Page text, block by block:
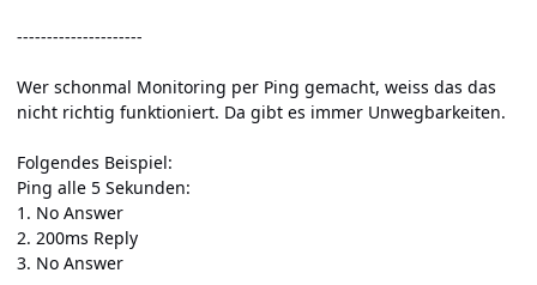
---------------------
Wer schonmal Monitoring per Ping gemacht, weiss das das
nicht richtig funktioniert. Da gibt es immer Unwegbarkeiten.
Folgendes Beispiel:
Ping alle 5 Sekunden:
1. No Answer
2. 200ms Reply
3. No Answer